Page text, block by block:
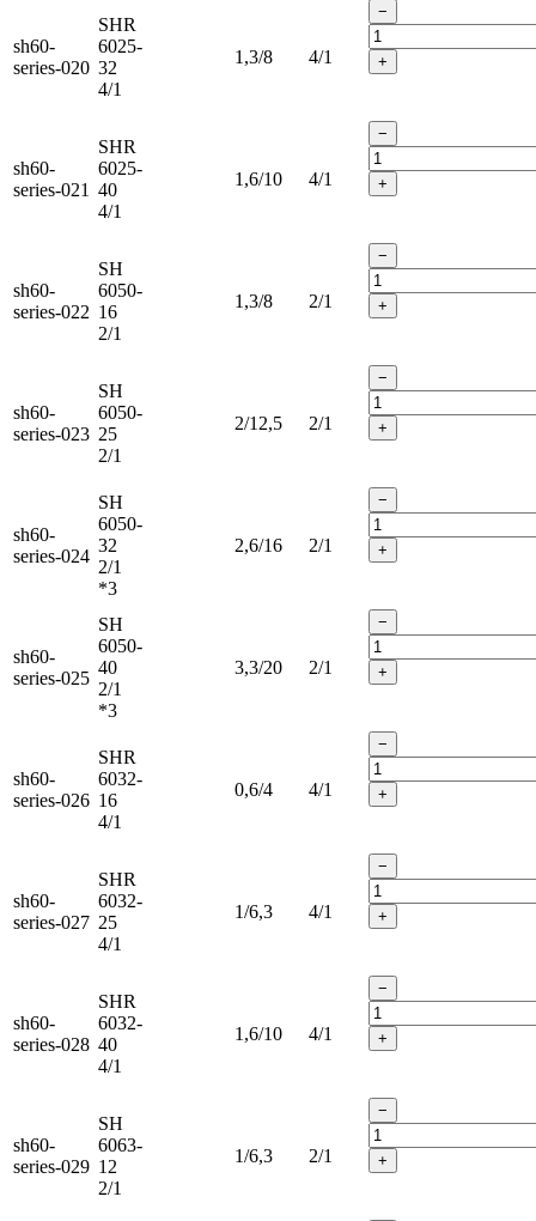
sh60-
series-020
SHR
6025-
32
4/1
1,3/8 4/1
−
+
sh60-
series-021
SHR
6025-
40
4/1
1,6/10 4/1
−
+
sh60-
series-022
SH
6050-
16
2/1
1,3/8 2/1
−
+
sh60-
series-023
SH
6050-
25
2/1
2/12,5 2/1
−
+
sh60-
series-024
SH
6050-
32
2/1
*3
2,6/16 2/1
−
+
sh60-
series-025
SH
6050-
40
2/1
*3
3,3/20 2/1
−
+
sh60-
series-026
SHR
6032-
16
4/1
0,6/4 4/1
−
+
sh60-
series-027
SHR
6032-
25
4/1
1/6,3 4/1
−
+
sh60-
series-028
SHR
6032-
40
4/1
1,6/10 4/1
−
+
sh60-
series-029
SH
6063-
12
2/1
1/6,3 2/1
−
+